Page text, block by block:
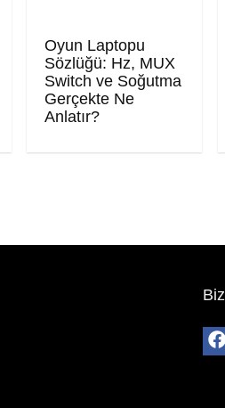
Oyun Laptopu
Sözlüğü: Hz, MUX
Switch ve Soğutma
Gerçekte Ne
Anlatır?